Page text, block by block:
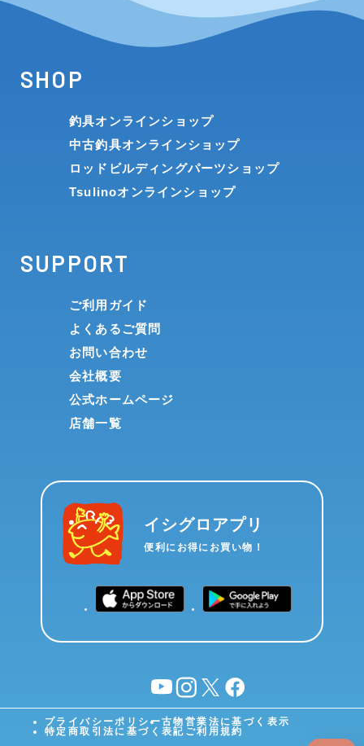
SHOP
釣具オンラインショップ
中古釣具オンラインショップ
ロッドビルディングパーツショップ
Tsulinoオンラインショップ
SUPPORT
ご利用ガイド
よくあるご質問
お問い合わせ
会社概要
公式ホームページ
店舗一覧
イシグロアプリ
便利にお得にお買い物！
YouTubeinstagram
X facebook
プライバシーポリシー古物営業法に基づく表示
特定商取引法に基づく表記 ご利用規約